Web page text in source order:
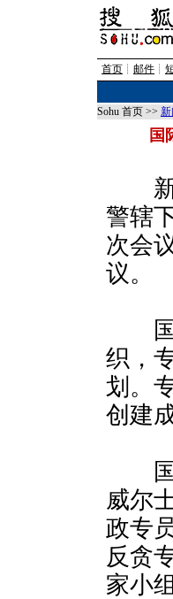
首页 ┊ 邮件 ┊
Sohu 首页 >> 新
国
新
警辖
次会
议。
国
织，
划。
创建
国
威尔
政专
反贪
家小